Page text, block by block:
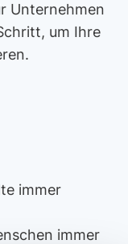
Unternehmen
um Ihre
immer
immer